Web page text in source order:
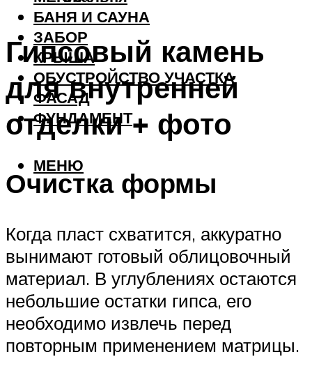
БАНЯ И САУНА
ЗАБОР
КРЫША
ОБУСТРОЙСТВО УЧАСТКА
ФАСАД
ФУНДАМЕНТ
МЕНЮ
Гипсовый камень
для внутренней
отделки + фото
Очистка формы
Когда пласт схватится, аккуратно
вынимают готовый облицовочный
материал. В углублениях остаются
небольшие остатки гипса, его
необходимо извлечь перед
повторным применением матрицы.